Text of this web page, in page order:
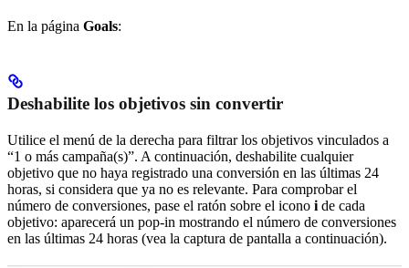
En la página Goals:
Deshabilite los objetivos sin convertir
Utilice el menú de la derecha para filtrar los objetivos vinculados a
“1 o más campaña(s)”. A continuación, deshabilite cualquier
objetivo que no haya registrado una conversión en las últimas 24
horas, si considera que ya no es relevante. Para comprobar el
número de conversiones, pase el ratón sobre el icono i de cada
objetivo: aparecerá un pop-in mostrando el número de conversiones
en las últimas 24 horas (vea la captura de pantalla a continuación).